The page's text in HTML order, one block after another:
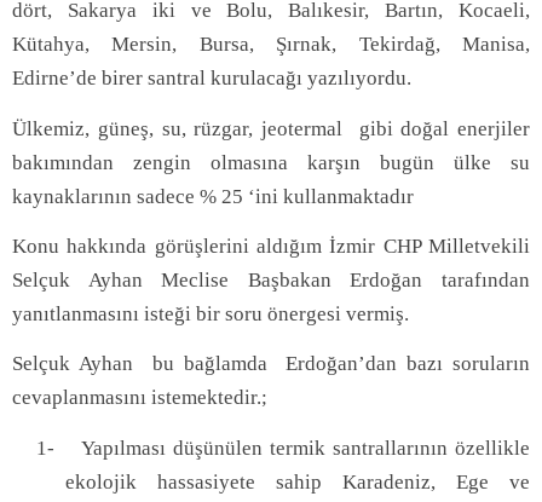
dört, Sakarya iki ve Bolu, Balıkesir, Bartın, Kocaeli,
Kütahya, Mersin, Bursa, Şırnak, Tekirdağ, Manisa,
Edirne’de birer santral kurulacağı yazılıyordu.
Ülkemiz, güneş, su, rüzgar, jeotermal
gibi doğal enerjiler
bakımından zengin olmasına karşın bugün ülke su
kaynaklarının sadece % 25 ‘ini kullanmaktadır
Konu hakkında görüşlerini aldığım İzmir CHP Milletvekili
Selçuk Ayhan Meclise Başbakan Erdoğan tarafından
yanıtlanmasını isteği bir soru önergesi vermiş.
Selçuk Ayhan bu bağlamda
Erdoğan’dan bazı soruların
cevaplanmasını istemektedir.;
1-
Yapılması düşünülen termik santrallarının özellikle
ekolojik hassasiyete sahip Karadeniz, Ege ve